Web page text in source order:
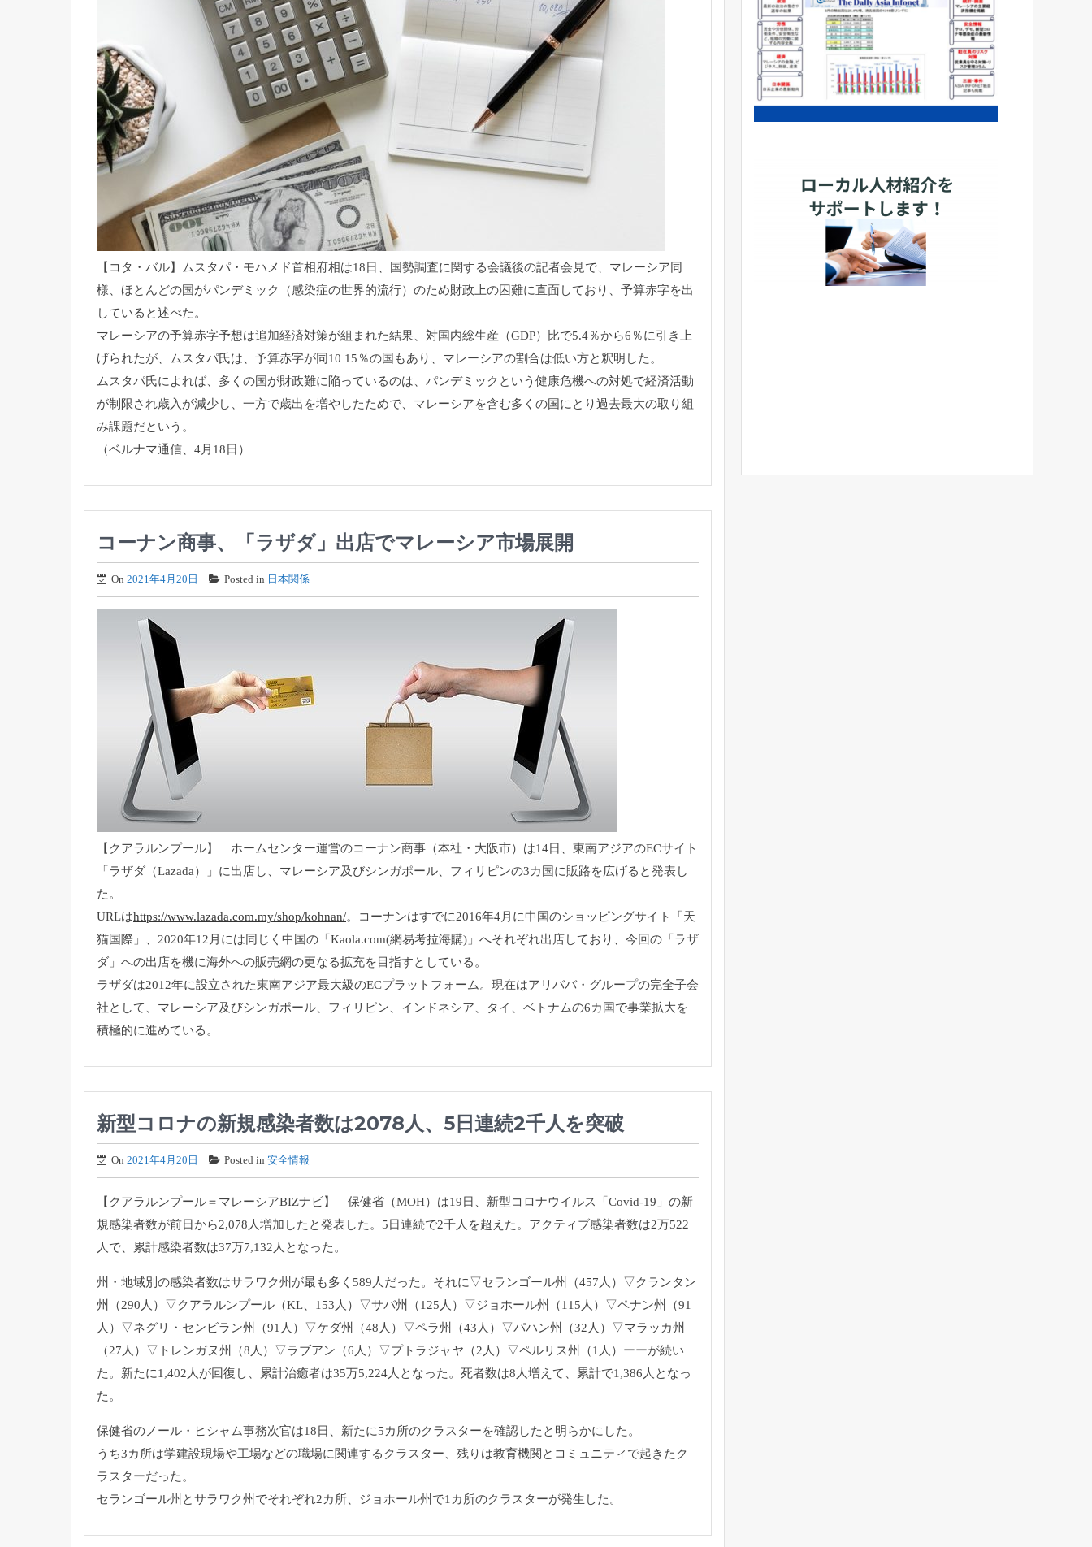
【コタ・バル】ムスタパ・モハメド首相府相は18日、
国勢調査に関する会議後の記者会見で、マレーシア同
様、 ほとんどの国がパンデミック（感染症の世界的流行） のため財政上の困難に直面しており、 予算赤字を出
していると述べた。
マレーシアの予算赤字予想は追加経済対策が組まれた結果、 対国内総生産（GDP）比で5.4％から6％に引き上
げられたが、ムスタパ氏は、予算赤字が同10 15％の国もあり、マレーシアの割合は低い方と釈明した。
ムスタパ氏によれば、多くの国が財政難に陥っているのは、 パンデミックという健康危機への対処で経済活動
が制限され歳入が減少し、一方で歳出を増やしたためで、 マレーシアを含む多くの国にとり過去最大の取り組
み課題だという 。
（ベルナマ通信、4月18日）
コーナン商事、「ラザダ」出店でマレーシア市場展開
On 2021年4月20日 Posted in 日本関係
【クアラルンプール】 ホームセンター運営のコーナン商事（本社・大阪市）は14日、 東南アジアのECサイト
「ラザダ（Lazada）」に出店し、 マレーシア及びシンガポール、 フィリピンの3カ国に販路を広げると発表し
た。
URLはhttps://www.lazada.com.my/shop/kohnan/。 コーナンはすでに2016年4月に中国のショッピングサイト「 天
猫国際」、2020年12月には同じく中国の「Kaola.com(網易考拉海購)」へそれぞれ出店しており、今回の「 ラザ
ダ」 への出店を機に海外への販売網の更なる拡充を目指すとしている。
ラザダは2012年に設立された東南アジア最大級のECプラット フォーム。現在はアリババ・グループの完全子会
社として、 マレーシア及びシンガポール、フィリピン、インドネシア、タイ、 ベトナムの6カ国で事業拡大を
積極的に進めている。
新型コロナの新規感染者数は2078人、5日連続2千人を突破
On 2021年4月20日 Posted in 安全情報
【クアラルンプール＝マレーシアBIZナビ】 保健省（MOH）は19日、新型コロナウイルス「Covid-19」の新
規感染者数が前日から2,078人増加したと発表した。5日連続で2千人を超えた。 アクティブ感染者数は2万522
人で、累計感染者数は37万7,132人となった。
州・地域別の感染者数はサラワク州が最も多く589人だった。 それに▽セランゴール州（457人）▽クランタン
州（290人）
▽クアラルンプール（KL、153人）▽サバ州（125人）▽ジョホール州（115人）▽ペナン州（91
人）▽ネグリ・ センビラン州（91人）▽ケダ州（48人）▽ペラ州（43人）▽パハン州（32人）▽マラッカ州
（27人）▽トレンガヌ州（8人）▽ラブアン（6人）▽プトラジャヤ（2人）▽ペルリス州（1人）ーーが続い
た。新たに1,402人が回復し、
累計治癒者は35万5,224人となった。死者数は8人増えて、
累計で1,386人となっ
た。
保健省のノール・ヒシャム事務次官は18日、 新たに5カ所のクラスターを確認したと明らかにした。
うち3カ所は学建設現場や工場などの職場に関連するクラスター、 残りは教育機関とコミュニティで起きたク
ラスターだった。
セランゴール州とサラワク州でそれぞれ2カ所、 ジョホール州で1カ所のクラスターが発生した。